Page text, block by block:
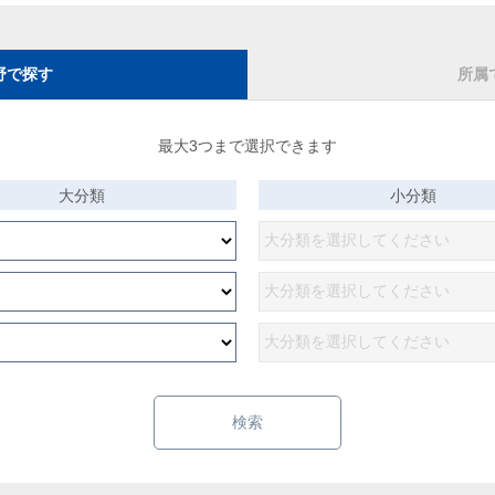
で探す 所属
最大3つまで選択できます
大分類 小分類
検索